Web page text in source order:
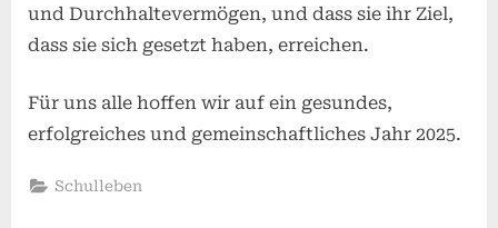
und Durchhaltevermögen, und dass sie ihr Ziel,
dass sie sich gesetzt haben, erreichen.
Für uns alle hoffen wir auf ein gesundes,
erfolgreiches und gemeinschaftliches Jahr 2025.
Schulleben